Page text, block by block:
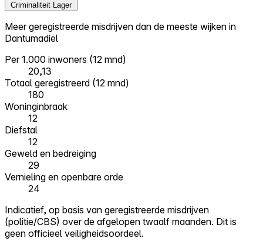
Criminaliteit Lager
Meer geregistreerde misdrijven dan de meeste wijken in
Dantumadiel
Per 1.000 inwoners (12 mnd)
20,13
Totaal geregistreerd (12 mnd)
180
Woninginbraak
12
Diefstal
12
Geweld en bedreiging
29
Vernieling en openbare orde
24
Indicatief, op basis van geregistreerde misdrijven
(politie/CBS) over de afgelopen twaalf maanden. Dit is
geen officieel veiligheidsoordeel.